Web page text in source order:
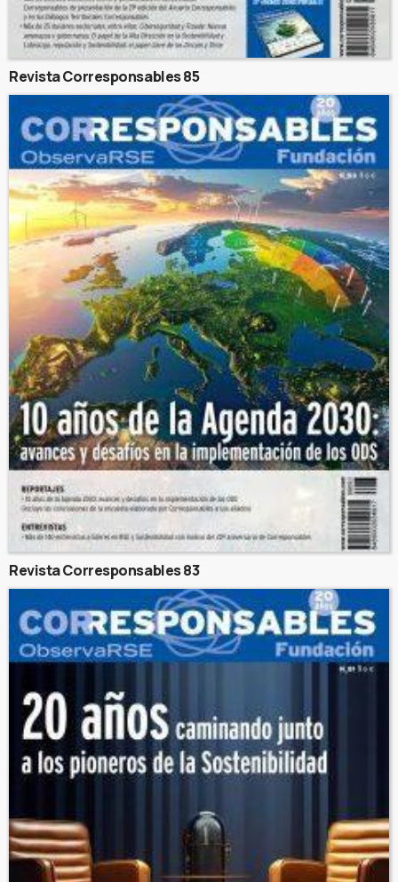
Revista Corresponsables 85
Revista Corresponsables 83